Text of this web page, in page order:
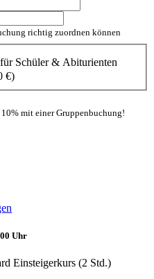
richtig zuordnen können
Schüler & Abiturienten
€)
mit einer Gruppenbuchung!
Uhr
Einsteigerkurs (2 Std.)